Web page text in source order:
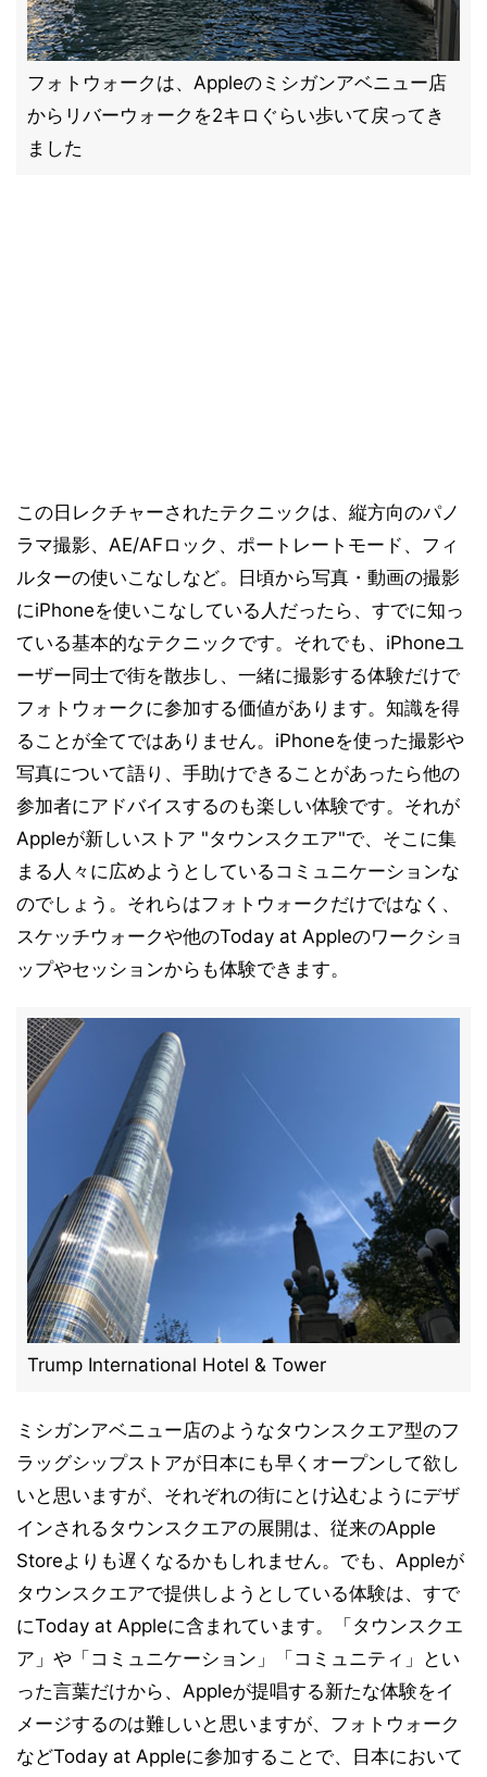
フォトウォークは、Appleのミシガンアベニュー店
からリバーウォークを2キロぐらい歩いて戻ってき
ました
この日レクチャーされたテクニックは、縦方向のパノ
ラマ撮影、AE/AFロック、ポートレートモード、フィ
ルターの使いこなしなど。日頃から写真・動画の撮影
にiPhoneを使いこなしている人だったら、すでに知っ
ている基本的なテクニックです。それでも、iPhoneユ
ーザー同士で街を散歩し、一緒に撮影する体験だけで
フォトウォークに参加する価値があります。知識を得
ることが全てではありません。iPhoneを使った撮影や
写真について語り、手助けできることがあったら他の
参加者にアドバイスするのも楽しい体験です。それが
Appleが新しいストア "タウンスクエア"で、そこに集
まる人々に広めようとしているコミュニケーションな
のでしょう。それらはフォトウォークだけではなく、
スケッチウォークや他のToday at Appleのワークショ
ップやセッションからも体験できます。
Trump International Hotel & Tower
ミシガンアベニュー店のようなタウンスクエア型のフ
ラッグシップストアが日本にも早くオープンして欲し
いと思いますが、それぞれの街にとけ込むようにデザ
インされるタウンスクエアの展開は、従来のApple
Storeよりも遅くなるかもしれません。でも、Appleが
タウンスクエアで提供しようとしている体験は、すで
にToday at Appleに含まれています。「タウンスクエ
ア」や「コミュニケーション」「コミュニティ」とい
った言葉だけから、Appleが提唱する新たな体験をイ
メージするのは難しいと思いますが、フォトウォーク
などToday at Appleに参加することで、日本において